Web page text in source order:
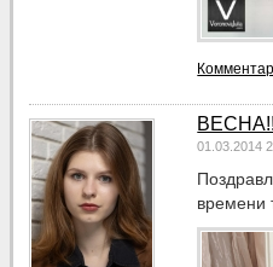
01.03.2014
времени